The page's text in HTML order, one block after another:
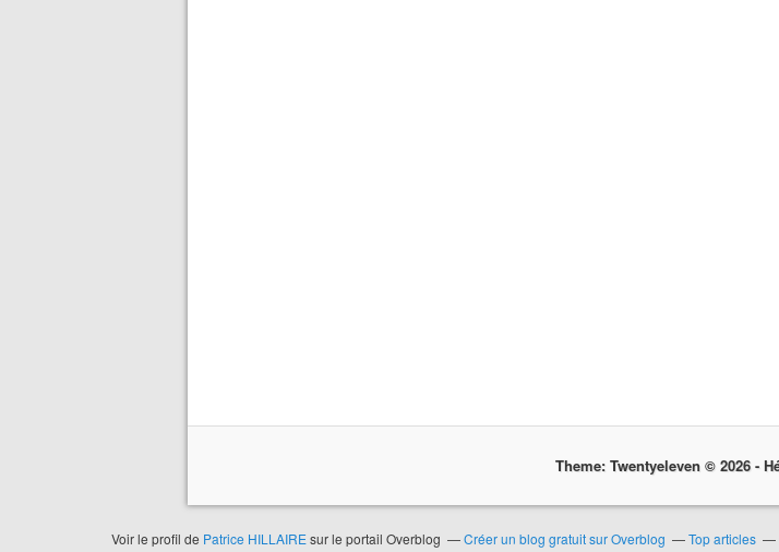
Theme: Twentyeleven © 2026 -
Voir le profil de Patrice HILLAIREsur le portail Overblog Créer un blog gratuit sur Overblog Top articles